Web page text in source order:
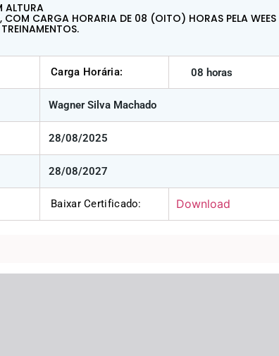
ALTURA
CARGA HORARIA DE 08 (OITO) HORAS PELA WEES
TREINAMENTOS.
Carga Horária: 08 horas
Wagner Silva Machado
28/08/2025
28/08/2027
Baixar Certificado: Download